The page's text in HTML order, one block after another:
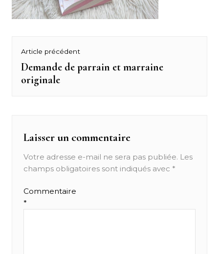
Navigation
de
l’article
Article précédent
Previous
post:
Demande de parrain et marraine
originale
Laisser un commentaire
Votre adresse e-mail ne sera pas publiée. Les
champs obligatoires sont indiqués avec *
Commentaire
*